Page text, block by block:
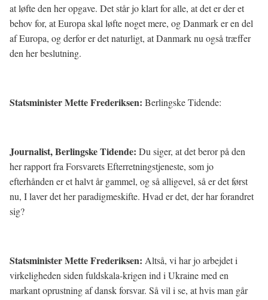
at løfte den her opgave. Det står jo klart for alle, at det er der et
behov for, at Europa skal løfte noget mere, og Danmark er en del
af Europa, og derfor er det naturligt, at Danmark nu også træffer
den her beslutning.
Statsminister Mette Frederiksen: Berlingske Tidende:
Journalist, Berlingske Tidende: Du siger, at det beror på den
her rapport fra Forsvarets Efterretningstjeneste, som jo
efterhånden er et halvt år gammel, og så alligevel, så er det først
nu, I laver det her paradigmeskifte. Hvad er det, der har forandret
sig?
Statsminister Mette Frederiksen: Altså, vi har jo arbejdet i
virkeligheden siden fuldskala-krigen ind i Ukraine med en
markant oprustning af dansk forsvar. Så vil i se, at hvis man går